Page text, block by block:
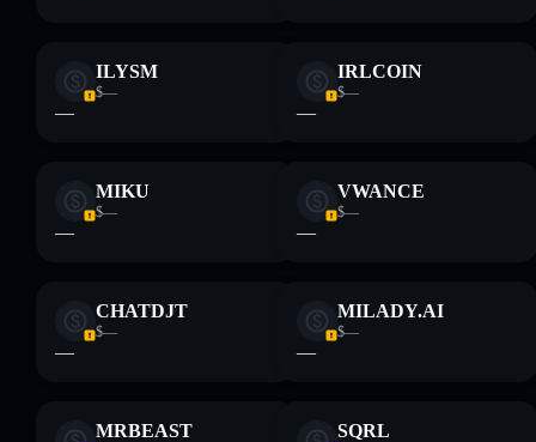
ILYSM
$—
—
IRLCOIN
$—
—
MIKU
$—
—
VWANCE
$—
—
CHATDJT
$—
—
MILADY.AI
$—
—
MRBEAST SQRL